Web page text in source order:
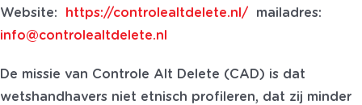
Website: https://controlealtdelete.nl/mailadres:
info@controlealtdelete.nl
De missie van Controle Alt Delete (CAD) is dat
wetshandhavers niet etnisch profileren, dat zij minder